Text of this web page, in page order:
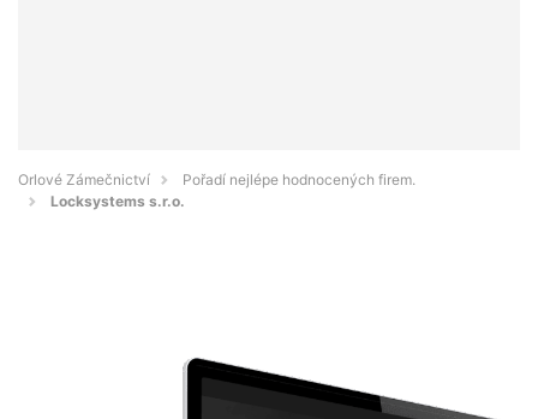
Orlové Zámečnictví
Pořadí nejlépe hodnocených firem.
Locksystems s.r.o.